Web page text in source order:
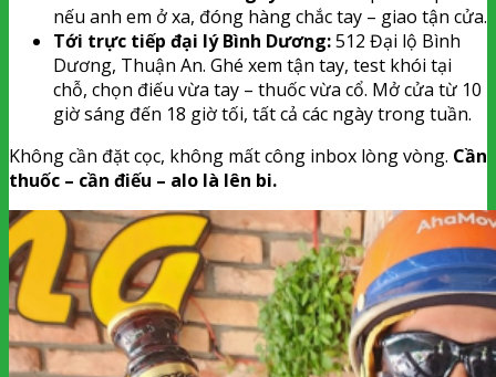
nếu anh em ở xa, đóng hàng chắc tay – giao tận cửa.
Tới trực tiếp đại lý Bình Dương:512 Đại lộ Bình
Dương, Thuận An. Ghé xem tận tay, test khói tại
chỗ, chọn điếu vừa tay – thuốc vừa cổ. Mở cửa từ 10
giờ sáng đến 18 giờ tối, tất cả các ngày trong tuần.
Không cần đặt cọc, không mất công inbox lòng vòng. Cần
thuốc – cần điếu – alo là lên bi.